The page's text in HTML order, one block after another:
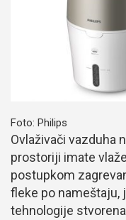
Foto: Philips
Ovlaživači vazduha
prostoriji imate
postupkom
fleke po nameštaju,
tehnologije